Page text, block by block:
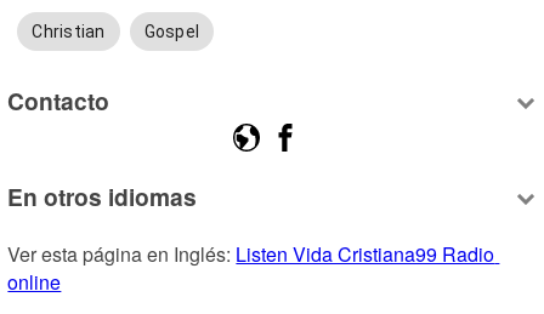
Christian Gospel
Contacto
En otros idiomas
Ver esta página en Inglés: Listen Vida Cristiana99 Radio
online